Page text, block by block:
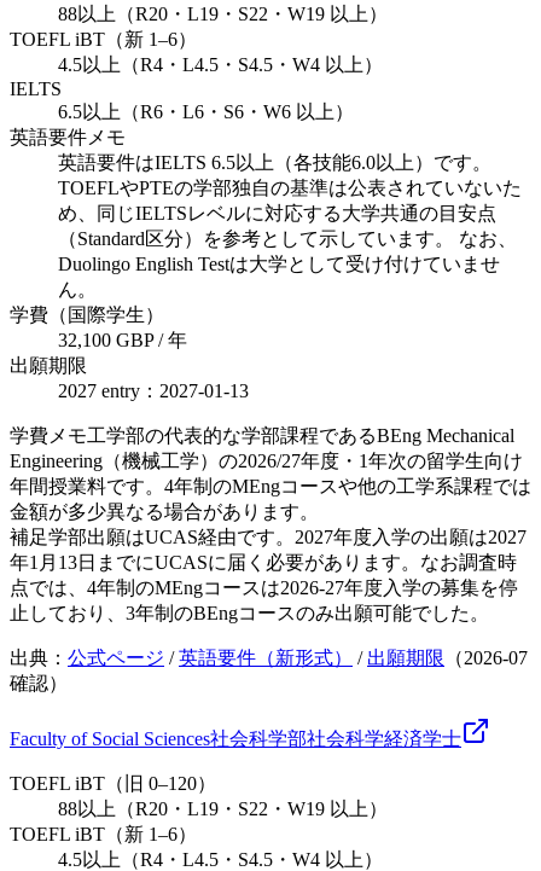
88以上（R20・L19・S22・W19 以上）
TOEFL iBT（新 1–6）
4.5以上（R4・L4.5・S4.5・W4 以上）
IELTS
6.5以上（R6・L6・S6・W6 以上）
英語要件メモ
英語要件はIELTS 6.5以上（各技能6.0以上）です。
TOEFLやPTEの学部独自の基準は公表されていないた
め、同じIELTSレベルに対応する大学共通の目安点
（Standard区分）を参考として示しています。 なお、
Duolingo English Testは大学として受け付けていませ
ん。
学費（国際学生）
32,100 GBP / 年
出願期限
2027 entry：2027-01-13
学費メモ工学部の代表的な学部課程であるBEng Mechanical
Engineering（機械工学）の2026/27年度・1年次の留学生向け
年間授業料です。4年制のMEngコースや他の工学系課程では
金額が多少異なる場合があります。
補足学部出願はUCAS経由です。2027年度入学の出願は2027
年1月13日までにUCASに届く必要があります。なお調査時
点では、4年制のMEngコースは2026-27年度入学の募集を停
止しており、3年制のBEngコースのみ出願可能でした。
出典： 公式ページ /英語要件（新形式） / 出願期限 （2026-07
確認）
Faculty of Social Sciences社会科学部社会科学経済学士
TOEFL iBT（旧 0–120）
88以上（R20・L19・S22・W19 以上）
TOEFL iBT（新 1–6）
4.5以上（R4・L4.5・S4.5・W4 以上）